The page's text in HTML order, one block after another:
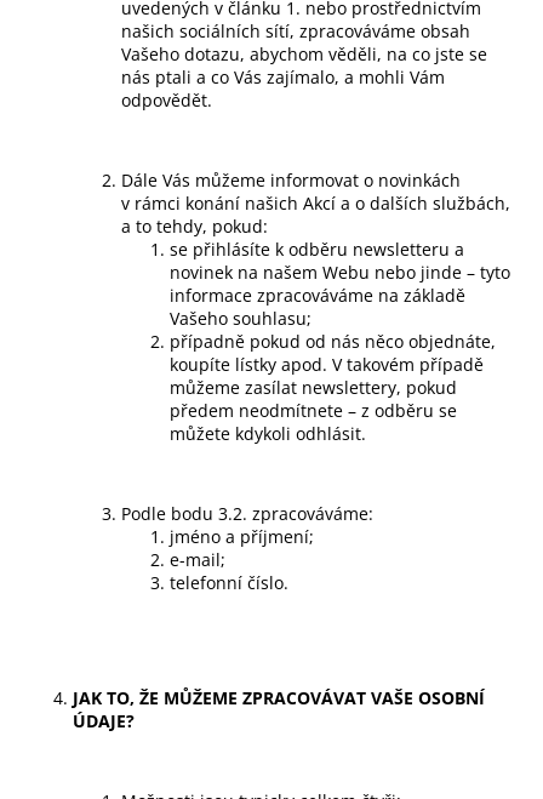
uvedených v článku 1. nebo prostřednictvím
našich sociálních sítí, zpracováváme obsah
Vašeho dotazu, abychom věděli, na co jste se
nás ptali a co Vás zajímalo, a mohli Vám
odpovědět.
Dále Vás můžeme informovat o novinkách
v rámci konání našich Akcí a o dalších službách,
a to tehdy, pokud:
se přihlásíte k odběru newsletteru a
novinek na našem Webu nebo jinde – tyto
informace zpracováváme na základě
Vašeho souhlasu;
případně pokud od nás něco objednáte,
koupíte lístky apod. V takovém případě
můžeme zasílat newslettery, pokud
předem neodmítnete – z odběru se
můžete kdykoli odhlásit.
Podle bodu 3.2. zpracováváme:
jméno a příjmení;
e-mail;
telefonní číslo.
JAK TO, ŽE MŮŽEME ZPRACOVÁVAT VAŠE OSOBNÍ
ÚDAJE?